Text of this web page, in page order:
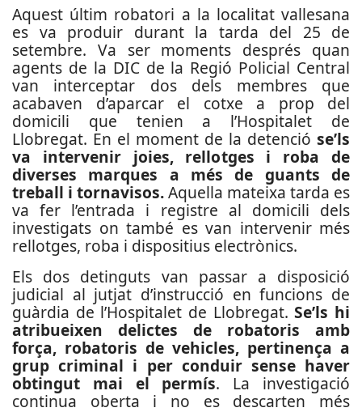
Aquest últim robatori a la localitat vallesana
es va produir durant la tarda del 25 de
setembre. Va ser moments després quan
agents de la DIC de la Regió Policial Central
van interceptar dos dels membres que
acabaven d’aparcar el cotxe a prop del
domicili que tenien a l’Hospitalet de
Llobregat. En el moment de la detenció se’ls
va intervenir joies, rellotges i roba de
diverses marques a més de guants de
treball i tornavisos.Aquella mateixa tarda es
va fer l’entrada i registre al domicili dels
investigats on també es van intervenir més
rellotges, roba i dispositius electrònics.
Els dos detinguts van passar a disposició
judicial al jutjat d’instrucció en funcions de
guàrdia de l’Hospitalet de Llobregat.Se’ls hi
atribueixen delictes de robatoris amb
força, robatoris de vehicles, pertinença a
grup criminal i per conduir sense haver
obtingut mai el permís. La investigació
continua oberta i no es descarten més